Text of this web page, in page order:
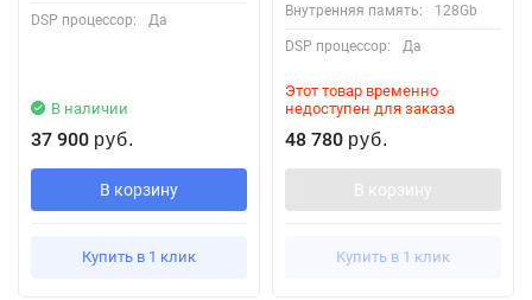
DSP процессор: Да
В наличии
37 900 руб.
В корзину
Купить в 1 клик
Внутренняя память: 128Gb
DSP процессор: Да
Этот товар временно
недоступен для заказа
48 780 руб.
В корзину
Купить в 1 клик